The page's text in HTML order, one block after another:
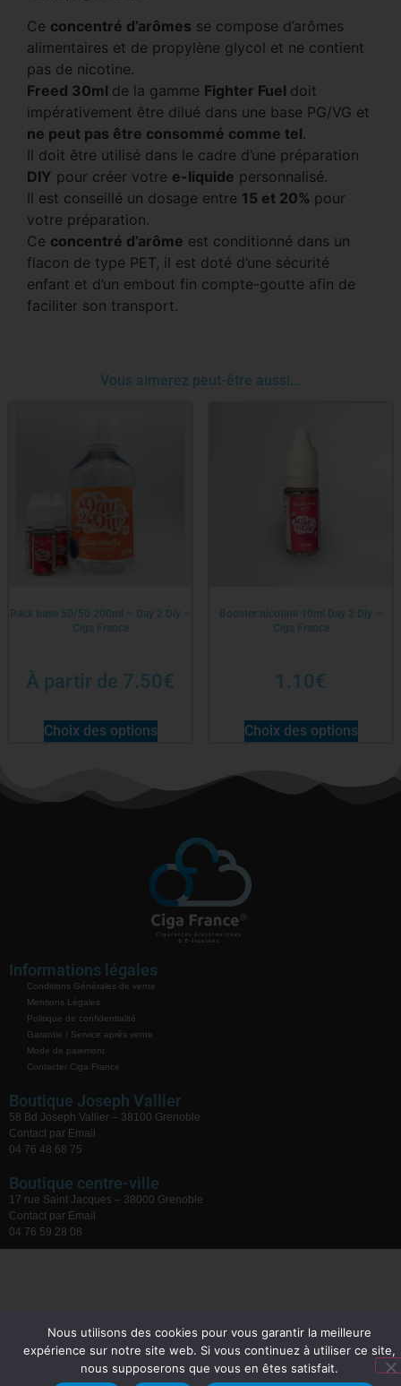
Ce concentré d’arômes se compose d’arômes
alimentaires et de propylène glycol et ne contient
pas de nicotine.
Freed 30ml de la gamme Fighter Fuel doit
impérativement être dilué dans une base PG/VG et
ne peut pas être consommé comme tel.
Il doit être utilisé dans le cadre d’une préparation
DIY pour créer votre e-liquide personnalisé.
Il est conseillé un dosage entre 15 et 20% pour
votre préparation.
Ce concentré d’arôme est conditionné dans un
flacon de type PET, il est doté d’une sécurité
enfant et d’un embout fin compte-goutte afin de
faciliter son transport.
Vous aimerez peut-être aussi…
Pack base 50/50 200ml – Day 2 Diy –
Ciga France
À partir de 7.50€
Choix des options
Booster nicotine 10ml Day 2 Diy –
Ciga France
1.10€
Choix des options
Informations légales
Conditions Générales de vente
Mentions Légales
Politique de confidentialité
Garantie / Service après vente
Mode de paiement
Contacter Ciga France
Boutique Joseph Vallier
58 Bd Joseph Vallier – 38100 Grenoble
Contact par Email
04 76 48 68 75
Boutique centre-ville
17 rue Saint Jacques – 38000 Grenoble
Contact par Email
04 76 59 28 08
Nous utilisons des cookies pour vous garantir la meilleure
expérience sur notre site web. Si vous continuez à utiliser ce site,
nous supposerons que vous en êtes satisfait.